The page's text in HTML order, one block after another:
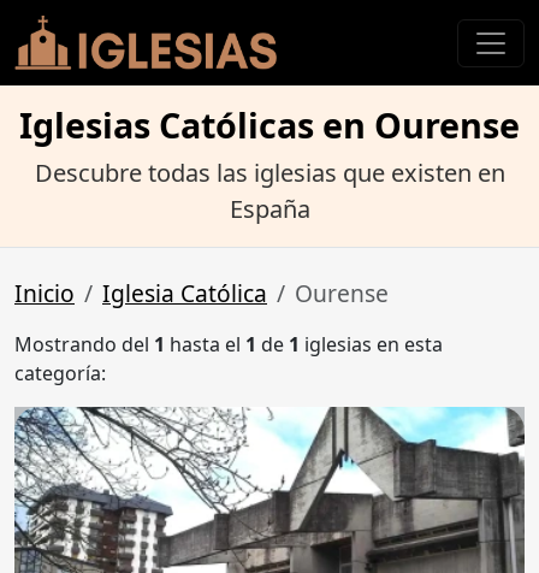
Iglesias Católicas en Ourense
Descubre todas las iglesias que existen en
España
Inicio Iglesia Católica Ourense
Mostrando del 1 hasta el 1 de 1 iglesias en esta
categoría: